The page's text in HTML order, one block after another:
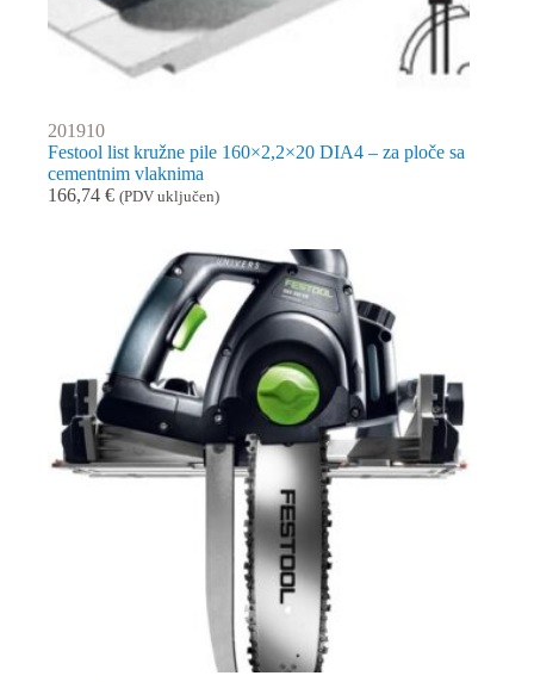
201910
Festool list kružne pile 160×2,2×20 DIA4 – za ploče sa
cementnim vlaknima
166,74 € (PDV uključen)